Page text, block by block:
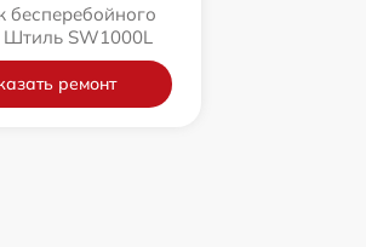
бесперебойного
Штиль SW1000L
ремонт